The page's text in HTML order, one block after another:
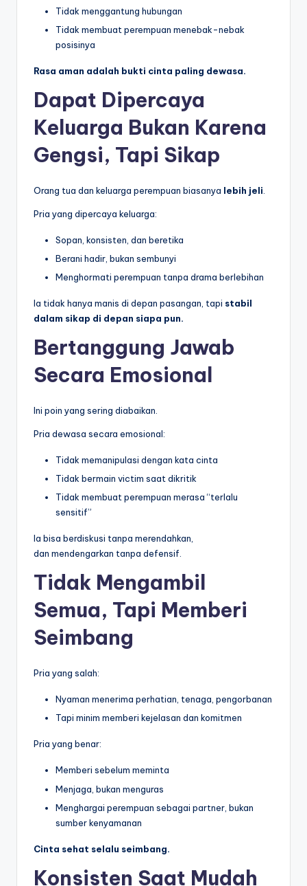
Tidak menggantung hubungan
Tidak membuat perempuan menebak-nebak
posisinya
Rasa aman adalah bukti cinta paling dewasa.
Dapat Dipercaya
Keluarga Bukan Karena
Gengsi, Tapi Sikap
Orang tua dan keluarga perempuan biasanya lebih jeli
Pria yang dipercaya keluarga:
Sopan, konsisten, dan beretika
Berani hadir, bukan sembunyi
Menghormati perempuan tanpa drama berlebihan
Ia tidak hanya manis di depan pasangan, tapi stabil
dalam sikap di depan siapa pun.
Bertanggung Jawab
Secara Emosional
Ini poin yang sering diabaikan.
Pria dewasa secara emosional:
Tidak memanipulasi dengan kata cinta
Tidak bermain victim saat dikritik
Tidak membuat perempuan merasa “terlalu
sensitif”
Ia bisa berdiskusi tanpa merendahkan,
dan mendengarkan tanpa defensif.
Tidak Mengambil
Semua, Tapi Memberi
Seimbang
Pria yang salah:
Nyaman menerima perhatian, tenaga, pengorbanan
Tapi minim memberi kejelasan dan komitmen
Pria yang benar:
Memberi sebelum meminta
Menjaga, bukan menguras
Menghargai perempuan sebagai partner, bukan
sumber kenyamanan
Cinta sehat selalu seimbang.
Konsisten Saat Mudah